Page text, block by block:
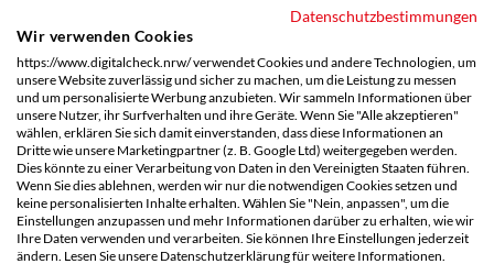
verstehen“
Im März bieten wir einen Informations- und
Diskussionsabend für Eltern, pädagogische
Fachkräfte und Interessierte an. Diskussionen rund
um digitale Themen – insbesondere bei Kindern
und Jugendlichen – verunsichern und stellen Eltern
/ Erwachsene vor immer neue Fragen und
Herausforderungen rund um den richtigen
Zeitpunkt für das erste Smartphone, der Nutzung
Datenschutzbestimmungen
Wir verwenden Cookies
https://www.digitalcheck.nrw/ verwendet Cookies und andere Technologien, um
unsere Website zuverlässig und sicher zu machen, um die Leistung zu messen
und um personalisierte Werbung anzubieten. Wir sammeln Informationen über
unsere Nutzer, ihr Surfverhalten und ihre Geräte. Wenn Sie "Alle akzeptieren"
wählen, erklären Sie sich damit einverstanden, dass diese Informationen an
Dritte wie unsere Marketingpartner (z. B. Google Ltd) weitergegeben werden.
Dies könnte zu einer Verarbeitung von Daten in den Vereinigten Staaten führen.
Wenn Sie dies ablehnen, werden wir nur die notwendigen Cookies setzen und
keine personalisierten Inhalte erhalten. Wählen Sie "Nein, anpassen", um die
Einstellungen anzupassen und mehr Informationen darüber zu erhalten, wie wir
Ihre Daten verwenden und verarbeiten. Sie können Ihre Einstellungen jederzeit
ändern. Lesen Sie unsere Datenschutzerklärung für weitere Informationen.